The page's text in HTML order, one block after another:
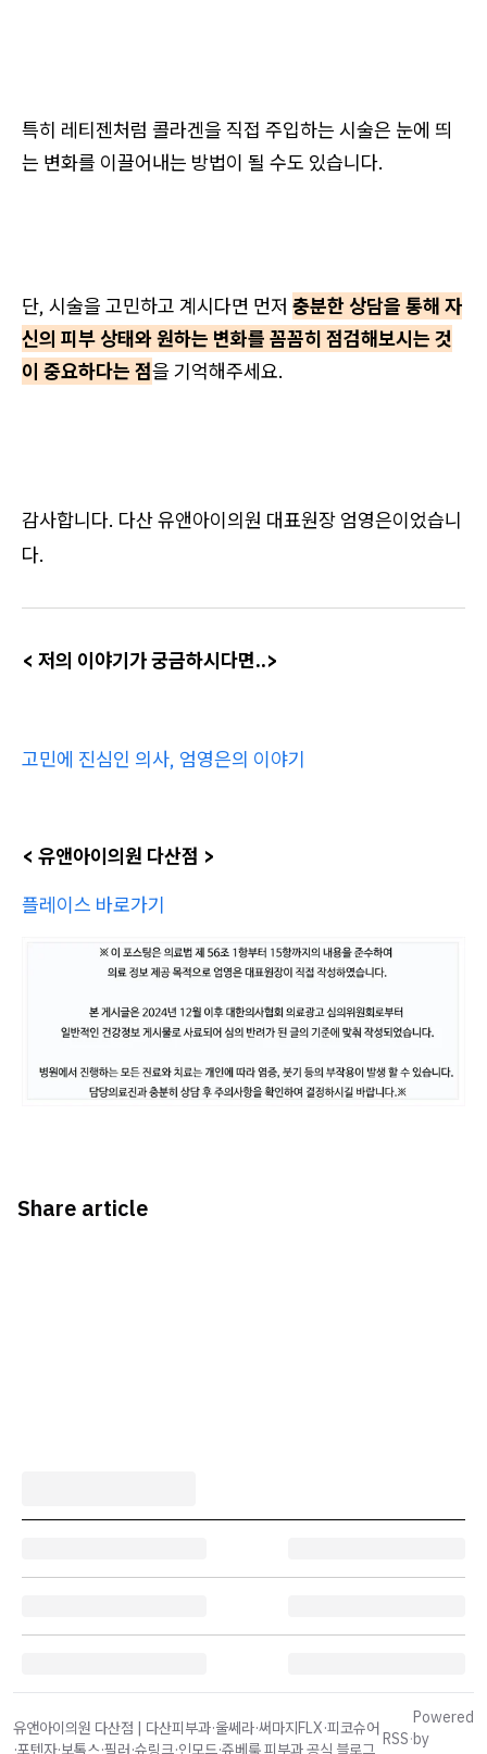
특히 레티젠처럼 콜라겐을 직접 주입하는 시술은 눈에 띄
는 변화를 이끌어내는 방법이 될 수도 있습니다.
단, 시술을 고민하고 계시다면 먼저 충분한 상담을 통해 자
신의 피부 상태와 원하는 변화를 꼼꼼히 점검해보시는 것
이 중요하다는 점을 기억해주세요.
감사합니다. 다산 유앤아이의원 대표원장 엄영은이었습니
다.
< 저의 이야기가 궁금하시다면..>
고민에 진심인 의사, 엄영은의 이야기
< 유앤아이의원 다산점 >
플레이스 바로가기
Share article
유앤아이의원 다산점 | 다산피부과·울쎄라·써마지FLX·피코슈어
·포텐자·보톡스·필러·슈링크·인모드·쥬베룩 피부과 공식 블로그
RSS·
Powered
by